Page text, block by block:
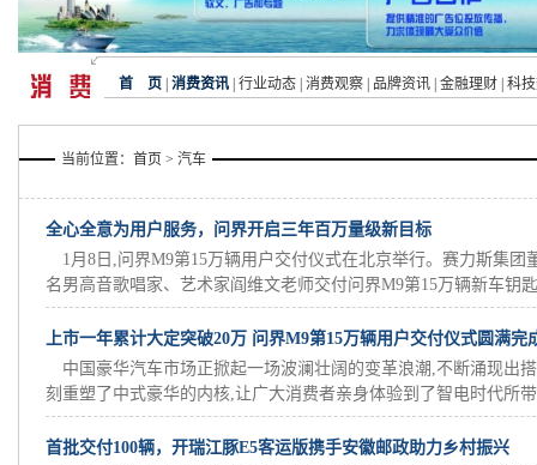
首 页 消费资讯 行业动态 消费观察 品牌资讯 金融理财 科
当前位置： 首页 > 汽车
全心全意为用户服务，问界开启三年百万量级新目标
1月8日,问界M9第15万辆用户交付仪式在北京举行。赛力斯集
名男高音歌唱家、艺术家阎维文老师交付问界M9第15万辆新车钥
上市一年累计大定突破20万 问界M9第15万辆用户交付仪式圆满完
中国豪华汽车市场正掀起一场波澜壮阔的变革浪潮,不断涌现出
刻重塑了中式豪华的内核,让广大消费者亲身体验到了智电时代所
首批交付100辆，开瑞江豚E5客运版携手安徽邮政助力乡村振兴